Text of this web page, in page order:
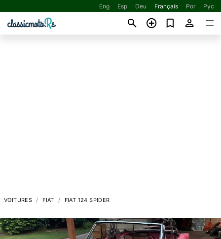
Eng Esp Deu Français Por Рус
VOITURES FIAT FIAT 124 SPIDER